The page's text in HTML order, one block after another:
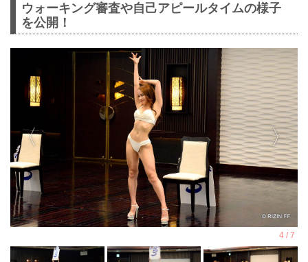
ウォーキング審査や自己アピールタイムの様子
を公開！